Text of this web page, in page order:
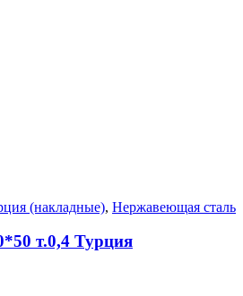
(накладные), Нержавеющая сталь
т.0,4 Турция